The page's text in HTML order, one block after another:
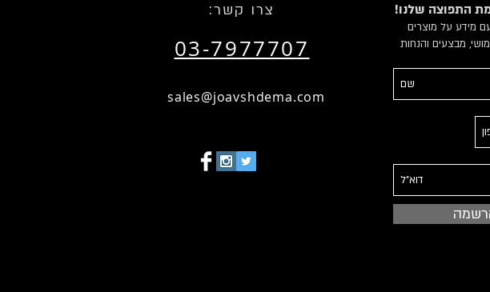
:צרו קשר
03-7977707
sales@joavshdema.com
התפוצה שלנו
מידע על מוצרים
מבצעים והנחות